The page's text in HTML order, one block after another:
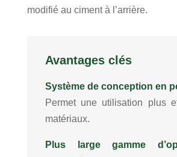
modifié au ciment à l’arrière.
Avantages clés
Système de conception en
Permet une utilisation plus
matériaux.
Plus large gamme